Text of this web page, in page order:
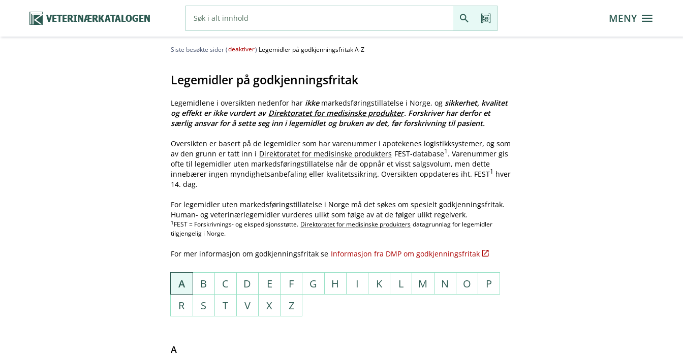
VETERINÆRKATALOGEN MENY
Siste besøkte sider (deaktiver) Legemidler på godkjenningsfritak A-Z
Legemidler på godkjenningsfritak
Legemidlene i oversikten nedenfor har ikkemarkedsføringstillatelse i Norge, og sikkerhet, kvalitet
og effekt er ikke vurdert av Direktoratet for medisinske produkter. Forskriver har derfor et
særlig ansvar for å sette seg inn i legemidlet og bruken av det, før forskrivning til pasient.
Oversikten er basert på de legemidler som har varenummer i apotekenes logistikksystemer, og som
av den grunn er tatt inn i Direktoratet for medisinske produkters FEST-database1. Varenummer gis
ofte til legemidler uten markedsføringstillatelse når de oppnår et visst salgsvolum, men dette
innebærer ingen myndighetsanbefaling eller kvalitetssikring. Oversikten oppdateres iht. FEST1 hver
14. dag.
For legemidler uten markedsføringstillatelse i Norge må det søkes om spesielt godkjenningsfritak.
Human- og veterinærlegemidler vurderes ulikt som følge av at de følger ulikt regelverk.
1 FEST = Forskrivnings- og ekspedisjonsstøtte. Direktoratet for medisinske produkters datagrunnlag for legemidler
tilgjengelig i Norge.
For mer informasjon om godkjenningsfritak se Informasjon fra DMP om godkjenningsfritak
A B C D E F G H I K L M N O
P
R
S T V X Z
A